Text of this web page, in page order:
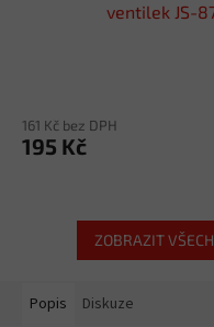
ventilek JS-
161 Kč bez DPH
195 Kč
ZOBRAZIT
Popis Diskuze